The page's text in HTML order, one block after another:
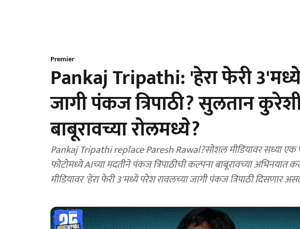
Premier
Pankaj Tripathi: 'हेरा फेरी
जागी पंकज त्रिपाठी? सुलतान
बाबूरावच्या रोलमध्ये?
Pankaj Tripathi replace Paresh Rawal?सोशल मीडियावर सध्या एक
फोटोमध्ये AIच्या मदतीने पंकज त्रिपाठीची कल्पना बाबूरावच्या
मीडियावर 'हेरा फेरी 3'मध्ये परेश रावलच्या जागी पंकज त्रिपाठी दिसणार